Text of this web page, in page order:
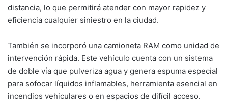
distancia, lo que permitirá atender con mayor rapidez y
eficiencia cualquier siniestro en la ciudad.
También se incorporó una camioneta RAM como unidad de
intervención rápida. Este vehículo cuenta con un sistema
de doble vía que pulveriza agua y genera espuma especial
para sofocar líquidos inflamables, herramienta esencial en
incendios vehiculares o en espacios de difícil acceso.